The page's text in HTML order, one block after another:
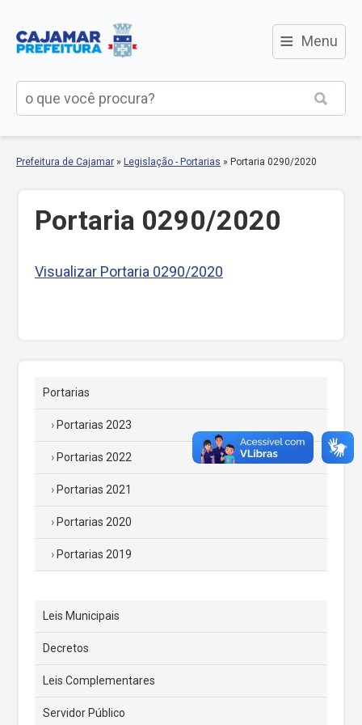
≡ Menu
Prefeitura de Cajamar » Legislação - Portarias » Portaria 0290/2020
Portaria 0290/2020
Visualizar Portaria 0290/2020
Portarias
Portarias 2023
Portarias 2022
Portarias 2021
Portarias 2020
Portarias 2019
Leis Municipais
Decretos
Leis Complementares
Servidor Público